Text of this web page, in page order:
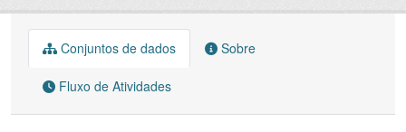
Conjuntos de dados Sobre
Fluxo de Atividades